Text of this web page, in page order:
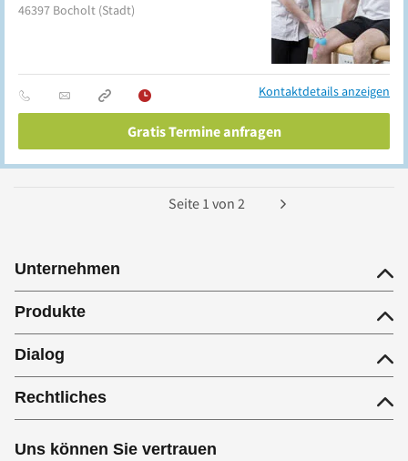
46397 Bocholt (Stadt)
Kontaktdetails anzeigen
Gratis Termine anfragen
Seite 1 von 2
Unternehmen
Produkte
Dialog
Rechtliches
Uns können Sie vertrauen